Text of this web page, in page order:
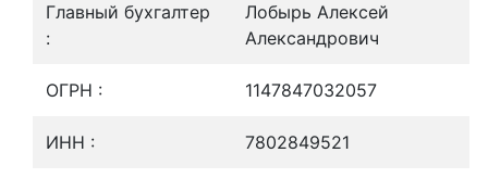
Главный бухгалтер
:
Лобырь Алексей
Александрович
ОГРН : 1147847032057
ИНН : 7802849521